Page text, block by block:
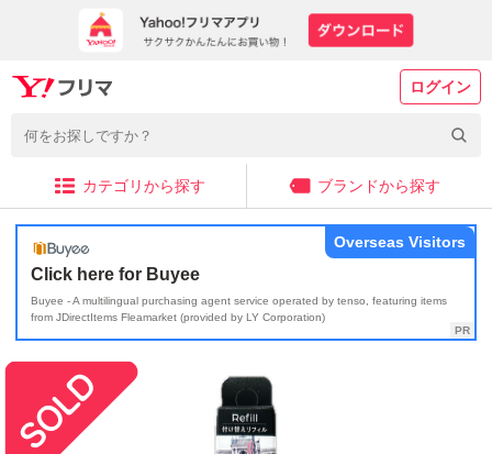
ログイン
カテゴリから探す ブランドから探す
Click here for Buyee
Buyee - A multilingual purchasing agent service operated by tenso, featuring items
from JDirectItems Fleamarket (provided by LY Corporation)
Overseas Visitors